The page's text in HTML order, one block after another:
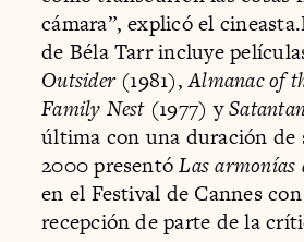
cámara”, explicó el
de Béla Tarr incluye
Outsider(1981),Almanac of
Family Nest(1977) y
última con una duración de
2000 presentóLas armonías
en el Festival de Cannes
recepción de parte de la